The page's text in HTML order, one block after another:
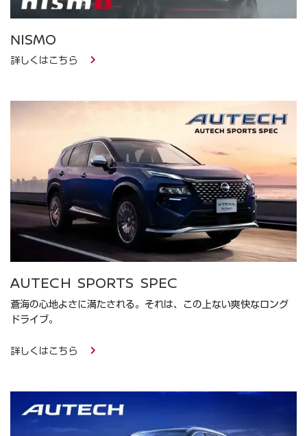
NISMO
詳しくはこちら
AUTECH SPORTS SPEC
蒼海の心地よさに満たされる。それは、この上ない爽快なロング
ドライブ。
詳しくはこちら